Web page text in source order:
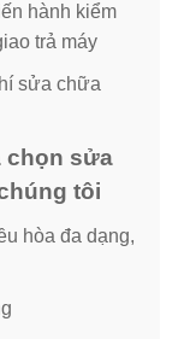
hành kiểm
trả máy
sửa chữa
chọn sửa
tôi
hòa đa dạng,